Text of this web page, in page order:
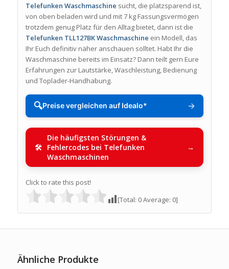
Telefunken Waschmaschine sucht, die platzsparend ist,
von oben beladen wird und mit 7 kg Fassungsvermögen
trotzdem genug Platz für den Alltag bietet, dann ist die
Telefunken TLL127BK Waschmaschine ein Modell, das
Ihr Euch definitiv näher anschauen solltet. Habt Ihr die
Waschmaschine bereits im Einsatz? Dann teilt gern Eure
Erfahrungen zur Lautstärke, Waschleistung, Bedienung
und Toplader-Handhabung.
🔍Preise vergleichen auf Idealo* →
Die häufigsten Störungen &
Fehlercodes bei Telefunken
Waschmaschinen
Click to rate this post!
[Total: 0Average: 0]
Ähnliche Produkte